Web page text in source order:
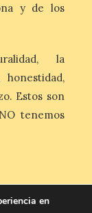
y de los
la
honestidad,
Estos son
tenemos
en